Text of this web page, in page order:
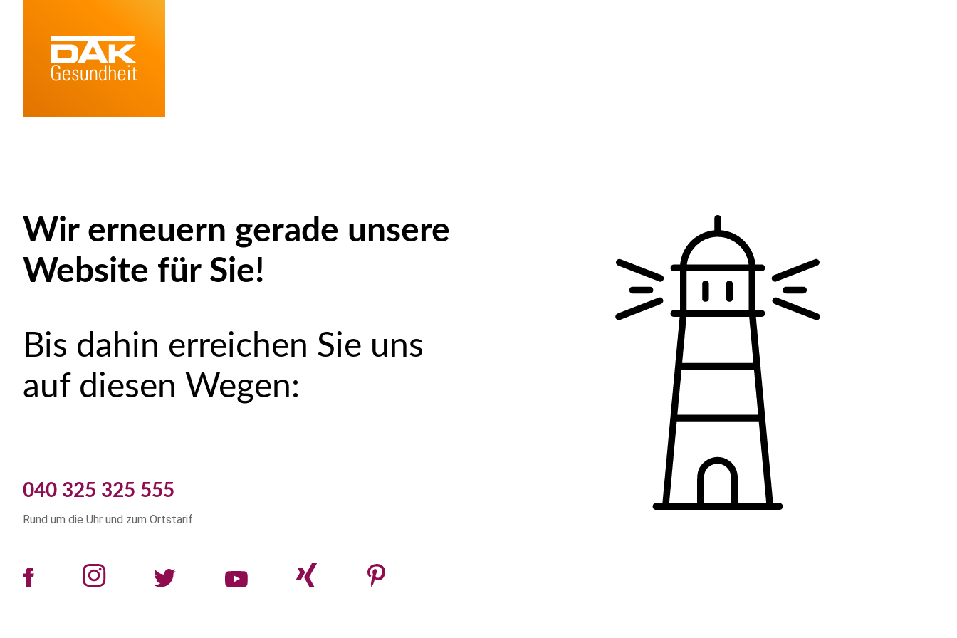
Wir erneuern gerade unsere
Website für Sie!
Bis dahin erreichen Sie uns
auf diesen Wegen:
040 325 325 555
Rund um die Uhr und zum Ortstarif